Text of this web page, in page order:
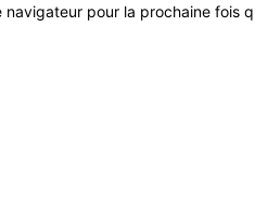
pour la prochaine fois